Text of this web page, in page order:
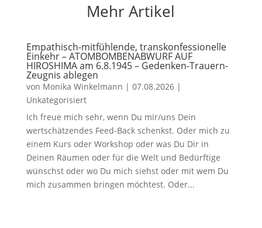
Mehr Artikel
Empathisch-mitfühlende, transkonfessionelle
Einkehr – ATOMBOMBENABWURF AUF
HIROSHIMA am 6.8.1945 – Gedenken-Trauern-
Zeugnis ablegen
von Monika Winkelmann | 07.08.2026|
Unkategorisiert
Ich freue mich sehr, wenn Du mir/uns Dein
wertschätzendes Feed-Back schenkst. Oder mich zu
einem Kurs oder Workshop oder was Du Dir in
Deinen Räumen oder für die Welt und Bedürftige
wünschst oder wo Du mich siehst oder mit wem Du
mich zusammen bringen möchtest. Oder...